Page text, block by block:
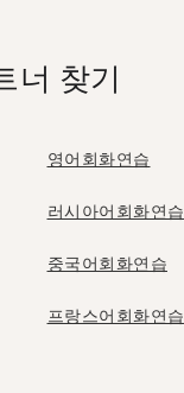
너 찾기
영어회화연습
러시아어회화연습
중국어회화연습
프랑스어회화연습